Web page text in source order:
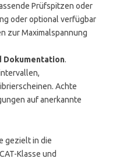
Prüfspitzen oder
oder optional verfügbar
zur Maximalspannung
Dokumentation.
Achte
auf anerkannte
gezielt in die
Klasse und